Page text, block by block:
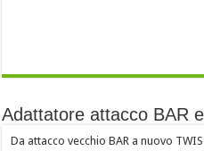
Adattatore attacco BAR
Da attacco vecchio BAR a nuovo